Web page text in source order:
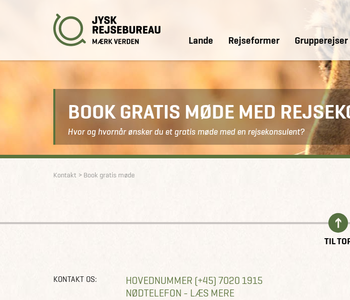
Lande Rejseformer Grupperejser
BOOK GRATIS MØDE MED
Hvor og hvornår ønsker du et gratis møde med en rejsekonsulent?
Kontakt Book gratis møde
TIL
KONTAKT OS:
HOVEDNUMMER (+45) 7020 1915
NØDTELEFON - LÆS MERE